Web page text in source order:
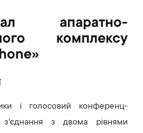
апаратно-
комплексу
і голосовий конференц-
з'єднання з двома рівнями